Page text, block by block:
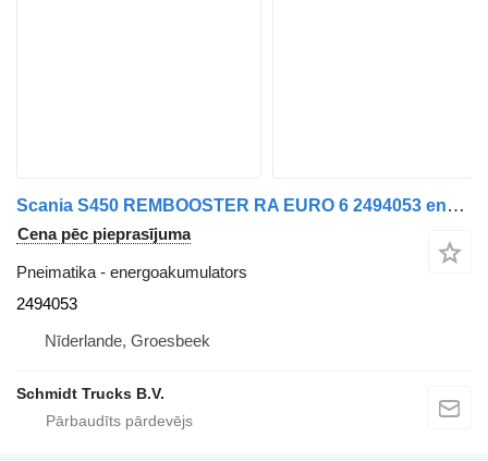
Scania S450 REMBOOSTER RA EURO 6 2494053 energoakumulators paredzēts kravas automašīnas
Cena pēc pieprasījuma
Pneimatika - energoakumulators
2494053
Nīderlande, Groesbeek
Schmidt Trucks B.V.